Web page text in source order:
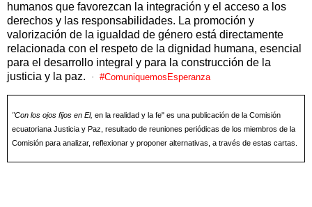
humanos que favorezcan la integración y el acceso a los
derechos y las responsabilidades. La promoción y
valorización de la igualdad de género está directamente
relacionada con el respeto de la dignidad humana, esencial
para el desarrollo integral y para la construcción de la
justicia y la paz.
· #ComuniquemosEsperanza
"Con los ojos fijos en El, en la realidad y la fe" es una publicación de la Comisión
ecuatoriana Justicia y Paz, resultado de reuniones periódicas de los miembros de la
Comisión para analizar, reflexionar y proponer alternativas, a través de estas cartas.